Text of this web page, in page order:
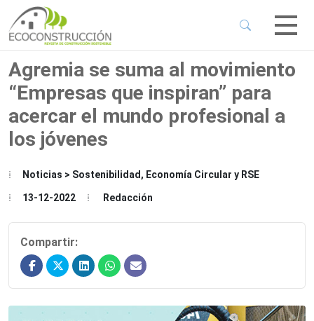
Menu
Menu
Menu
Agremia se suma al movimiento
“Empresas que inspiran” para
acercar el mundo profesional a
los jóvenes
Noticias > Sostenibilidad, Economía Circular y RSE
13-12-2022 Redacción
Compartir: